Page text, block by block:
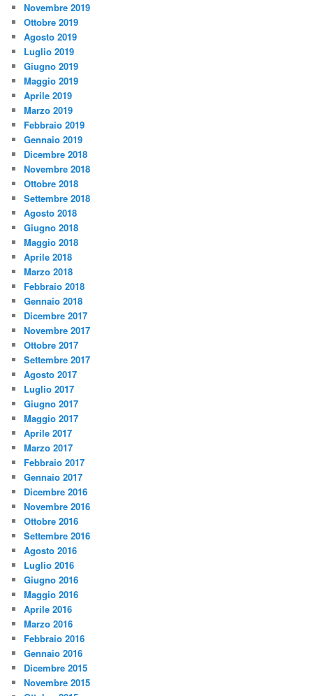
Novembre 2019
Ottobre 2019
Agosto 2019
Luglio 2019
Giugno 2019
Maggio 2019
Aprile 2019
Marzo 2019
Febbraio 2019
Gennaio 2019
Dicembre 2018
Novembre 2018
Ottobre 2018
Settembre 2018
Agosto 2018
Giugno 2018
Maggio 2018
Aprile 2018
Marzo 2018
Febbraio 2018
Gennaio 2018
Dicembre 2017
Novembre 2017
Ottobre 2017
Settembre 2017
Agosto 2017
Luglio 2017
Giugno 2017
Maggio 2017
Aprile 2017
Marzo 2017
Febbraio 2017
Gennaio 2017
Dicembre 2016
Novembre 2016
Ottobre 2016
Settembre 2016
Agosto 2016
Luglio 2016
Giugno 2016
Maggio 2016
Aprile 2016
Marzo 2016
Febbraio 2016
Gennaio 2016
Dicembre 2015
Novembre 2015